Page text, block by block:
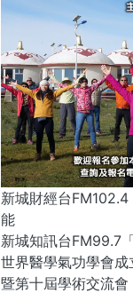
新城財經台
能
新城知訊台FM99.7
世界醫學氣功學會
暨第十屆學術交流會